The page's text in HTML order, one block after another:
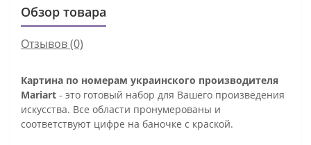
Обзор товара
Отзывов (0)
Картина по номерам украинского производителя
Mariart - это готовый набор для Вашего произведения
искусства. Все области пронумерованы и
соответствуют цифре на баночке с краской.